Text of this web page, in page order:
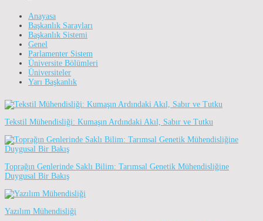
Anayasa
Başkanlık Sarayları
Başkanlık Sistemi
Genel
Parlamenter Sistem
Üniversite Bölümleri
Üniversiteler
Yarı Başkanlık
Tekstil Mühendisliği: Kumaşın Ardındaki Akıl, Sabır ve Tutku
Toprağın Genlerinde Saklı Bilim: Tarımsal Genetik Mühendisliğine
Duygusal Bir Bakış
Yazılım Mühendisliği